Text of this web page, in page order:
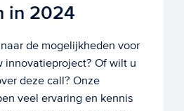
in 2024
de mogelijkheden voor
innovatieproject? Of wilt u
deze call? Onze
veel ervaring en kennis